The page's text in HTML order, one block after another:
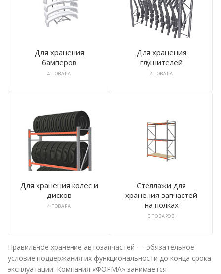
Для хранения
бамперов
4 ТОВАРА
Для хранения
глушителей
2 ТОВАРА
Для хранения колес и
дисков
4 ТОВАРА
Стеллажи для
хранения запчастей
на полках
0 ТОВАРОВ
Правильное хранение автозапчастей — обязательное
условие поддержания их функциональности до конца срока
эксплуатации. Компания «ФОРМА» занимается